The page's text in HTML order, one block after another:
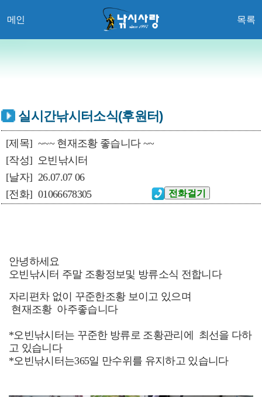
메인 목록
실시간낚시터소식(후원터)
[제목] ~~~ 현재조황 좋습니다 ~~
[작성] 오빈낚시터
[날자] 26.07.07 06
[전화] 01066678305
안녕하세요
오빈낚시터 주말 조황정보및 방류소식 전합니다
자리편차 없이 꾸준한조황 보이고 있으며
현재조황 아주좋습니다
*오빈낚시터는 꾸준한 방류로 조황관리에 최선을 다하
고 있습니다
*오빈낚시터는365일 만수위를 유지하고 있습니다